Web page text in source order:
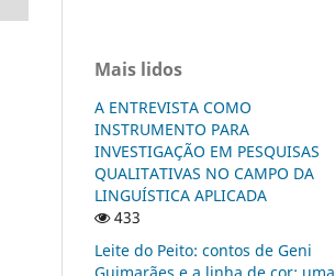
Mais lidos
A ENTREVISTA COMO
INSTRUMENTO PARA
INVESTIGAÇÃO EM PESQUISAS
QUALITATIVAS NO CAMPO DA
LINGUÍSTICA APLICADA
433
Leite do Peito: contos de Geni